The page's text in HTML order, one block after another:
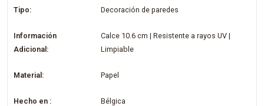
Tipo: Decoración de paredes
Información
Adicional:
Calce 10.6 cm | Resistente a rayos UV |
Limpiable
Material: Papel
Hecho en : Bélgica